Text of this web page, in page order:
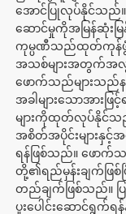
အောင်ပြုလုပ်နိုင်သည်
ဆောင်မှုကိုအမြန်ဆုံးမ
ကုမ္ပဏီသည်ထုတ်ကုန်ဖွံ့
အသစ်များအတွက်အလွန်
ဖောက်သည်များသည်န
အခါများသောအားဖ
များကိုထုတ်လုပ်နိုင်သ
အစိတ်အပိုင်းများနှင့်
ရန်ဖြစ်သည်။ ဖောက်
တို့၏ရည်မှန်းချက်ဖြ
တည်ချက်ဖြစ်သည်။ ပ
ပူးပေါင်းဆောင်ရွက်